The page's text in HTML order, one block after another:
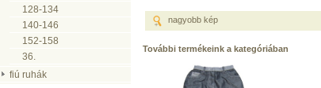
128-134
140-146
152-158
36.
fiú ruhák
nagyobb kép
További termékeink a kategóriában